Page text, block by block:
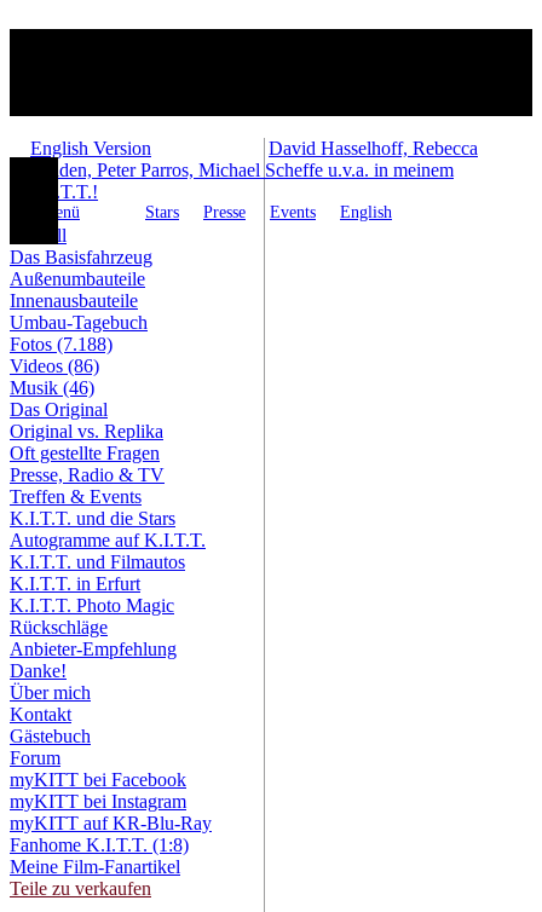
English Version
David Hasselhoff, Rebecca
Holden, Peter Parros, Michael Scheffe u.v.a. in meinem
K.I.T.T.!
Menü Stars Presse Events English
Aktuell
Das Basisfahrzeug
Außenumbauteile
Innenausbauteile
Umbau-Tagebuch
Fotos (7.188)
Videos (86)
Musik (46)
Das Original
Original vs. Replika
Oft gestellte Fragen
Presse, Radio & TV
Treffen & Events
K.I.T.T. und die Stars
Autogramme auf K.I.T.T.
K.I.T.T. und Filmautos
K.I.T.T. in Erfurt
K.I.T.T. Photo Magic
Rückschläge
Anbieter-Empfehlung
Danke!
Über mich
Kontakt
Gästebuch
Forum
myKITT bei Facebook
myKITT bei Instagram
myKITT auf KR-Blu-Ray
Fanhome K.I.T.T. (1:8)
Meine Film-Fanartikel
Teile zu verkaufen